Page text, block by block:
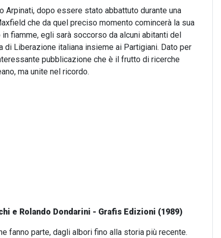
Arpinati, dopo essere stato abbattuto durante una
che da quel preciso momento comincerà la sua
fiamme, egli sarà soccorso da alcuni abitanti del
di Liberazione italiana insieme ai Partigiani. Dato per
pubblicazione che è il frutto di ricerche
ma unite nel ricordo.
e Rolando Dondarini - Grafis Edizioni (1989)
fanno parte, dagli albori fino alla storia più recente.